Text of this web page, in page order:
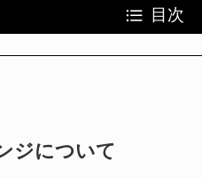
目次
ジについて